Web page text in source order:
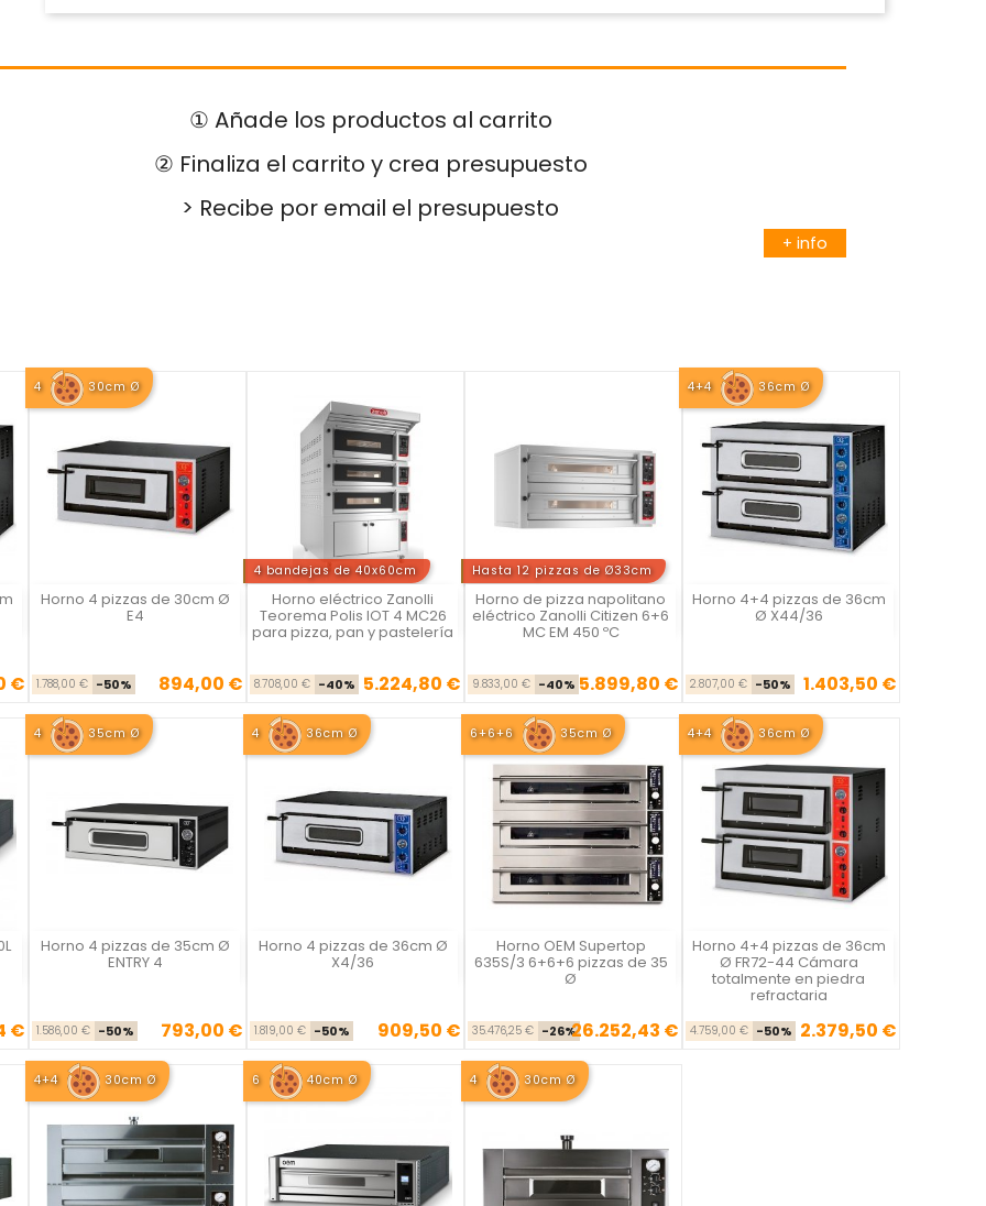
① Añade los productos al carrito
② Finaliza el carrito y crea presupuesto
> Recibe por email el presupuesto
+ info
€
4 30cm Ø
Horno 4 pizzas de 30cm Ø
E4
Precio base
1.788,00 € -50% Precio
894,00 €

Vista rápida
4 bandejas de 40x60cm
Horno eléctrico Zanolli
Teorema Polis IOT 4 MC26
para pizza, pan y pastelería
Precio base
8.708,00 € -40% Precio
5.224,80 €

Vista rápida
Hasta 12 pizzas de Ø33cm
Horno de pizza napolitano
eléctrico Zanolli Citizen 6+6
MC EM 450 ºC
Precio base
9.833,00 € -40% Precio
5.899,80 €

Vista rápida
4+4 36cm Ø
Horno 4+4 pizzas de 36cm
Ø X44/36
Precio base
2.807,00 € -50% Precio
1.403,50 €

Vista rápida
€
4 35cm Ø
Horno 4 pizzas de 35cm Ø
ENTRY 4
Precio base
1.586,00 € -50% Precio
793,00 €

Vista rápida
4 36cm Ø
Horno 4 pizzas de 36cm Ø
X4/36
Precio base
1.819,00 € -50% Precio
909,50 €

Vista rápida
6+6+6 35cm Ø
Horno OEM Supertop
635S/3 6+6+6 pizzas de 35
Ø
Precio base
35.476,25 € -26% Precio
26.252,43 €

Vista rápida
4+4 36cm Ø
Horno 4+4 pizzas de 36cm
Ø FR72-44 Cámara
totalmente en piedra
refractaria
Precio base
4.759,00 € -50% Precio
2.379,50 €

Vista rápida
4+4 30cm Ø 6 40cm Ø 4 30cm Ø